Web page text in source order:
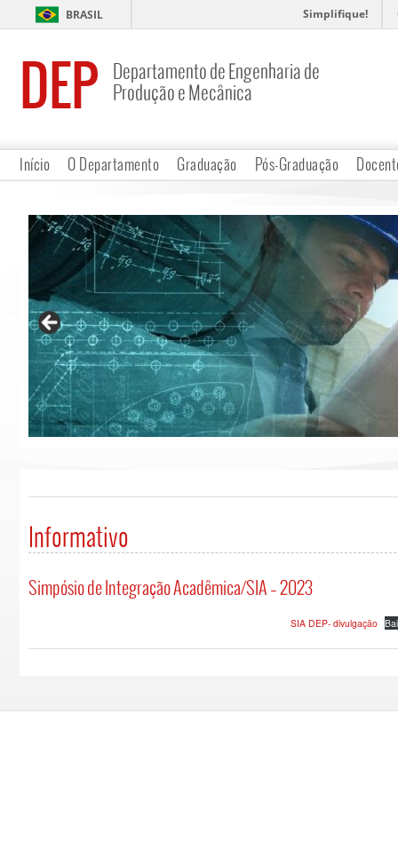
BRASIL Simplifique!
DEP
Departamento de Engenharia de
Produção e Mecânica
Início O Departamento Graduação Pós-Graduação
Informativo
Simpósio de Integração Acadêmica/SIA – 2023
SIA DEP- divulgação